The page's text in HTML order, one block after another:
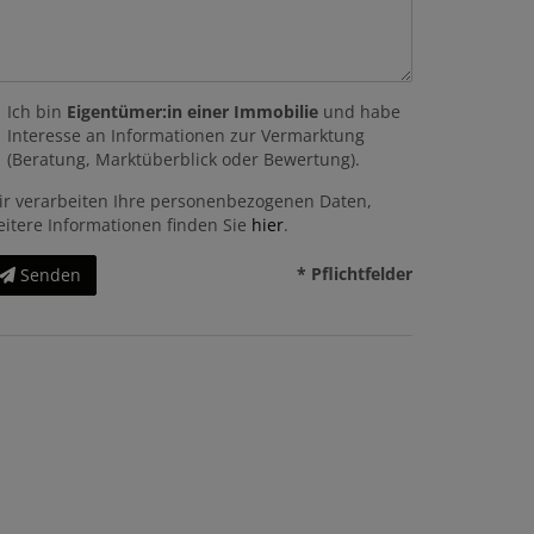
Ich bin Eigentümer:in einer Immobilie und habe
Interesse an Informationen zur Vermarktung
(Beratung, Marktüberblick oder Bewertung).
verarbeiten Ihre personenbezogenen Daten,
Informationen finden Sie hier.
Senden * Pflichtfelder